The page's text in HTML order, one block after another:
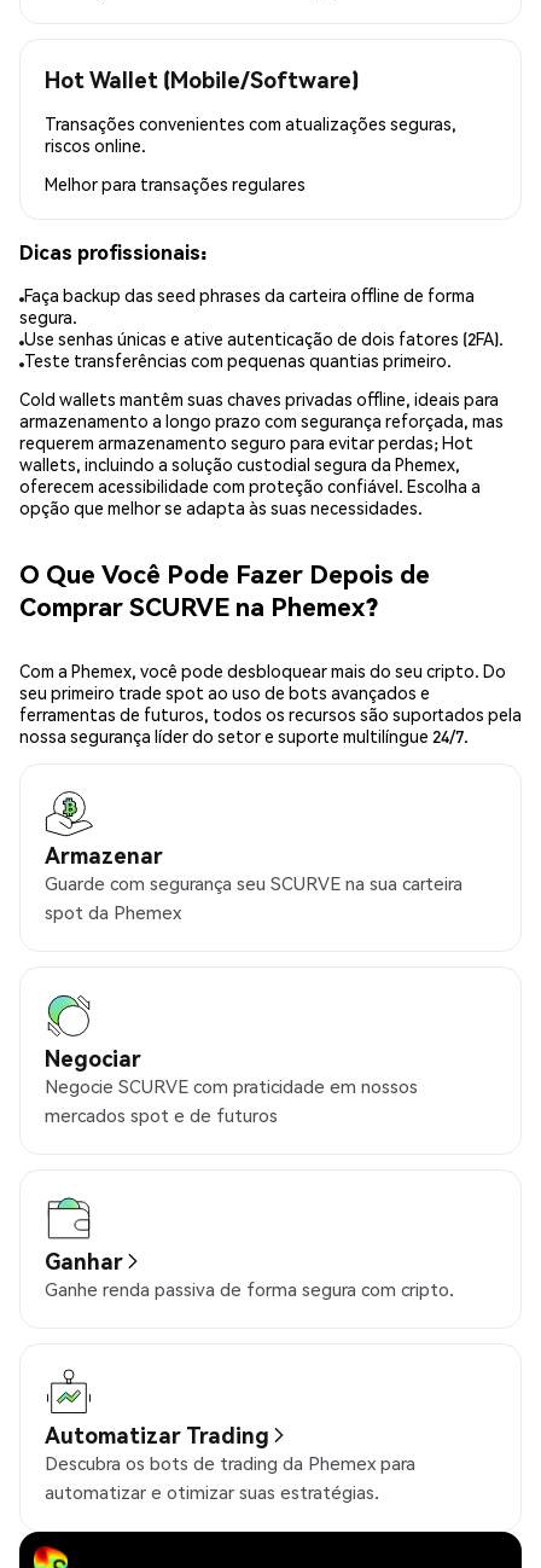
Hot Wallet (Mobile/Software)
Transações convenientes com atualizações seguras,
riscos online.
Melhor para transações regulares
Dicas profissionais:
Faça backup das seed phrases da carteira offline de forma
segura.
Use senhas únicas e ative autenticação de dois fatores (2FA).
Teste transferências com pequenas quantias primeiro.
Cold wallets mantêm suas chaves privadas offline, ideais para
armazenamento a longo prazo com segurança reforçada, mas
requerem armazenamento seguro para evitar perdas; Hot
wallets, incluindo a solução custodial segura da Phemex,
oferecem acessibilidade com proteção confiável. Escolha a
opção que melhor se adapta às suas necessidades.
O Que Você Pode Fazer Depois de
Comprar SCURVE na Phemex?
Com a Phemex, você pode desbloquear mais do seu cripto. Do
seu primeiro trade spot ao uso de bots avançados e
ferramentas de futuros, todos os recursos são suportados pela
nossa segurança líder do setor e suporte multilíngue 24/7.
Armazenar
Guarde com segurança seu SCURVE na sua carteira
spot da Phemex
Negociar
Negocie SCURVE com praticidade em nossos
mercados spot e de futuros
Ganhar
Ganhe renda passiva de forma segura com cripto.
Automatizar Trading
Descubra os bots de trading da Phemex para
automatizar e otimizar suas estratégias.